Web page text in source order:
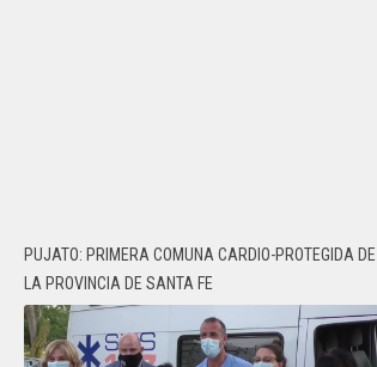
PUJATO: PRIMERA COMUNA CARDIO-PROTEGIDA DE
LA PROVINCIA DE SANTA FE